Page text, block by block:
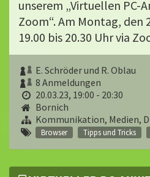
unserem „Virtuellen PC-
Zoom“. Am Montag, den
19.00 bis 20.30 Uhr via
E. Schröder und R. Oblau
8 Anmeldungen
20.03.23, 19:00 - 20:30
Bornich
Kommunikation, Medien,
Browser Tipps und Tricks